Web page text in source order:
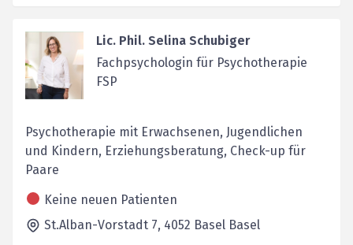
Lic. Phil. Selina Schubiger
Fachpsychologin für Psychotherapie
FSP
Psychotherapie mit Erwachsenen, Jugendlichen
und Kindern, Erziehungsberatung, Check-up für
Paare
Keine neuen Patienten
St.Alban-Vorstadt 7, 4052 Basel Basel